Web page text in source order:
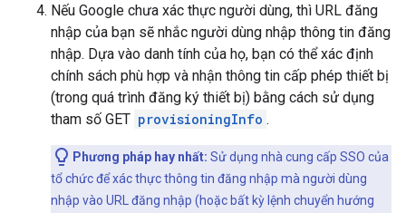
Nếu Google chưa xác thực người dùng, thì URL đăng
nhập của bạn sẽ nhắc người dùng nhập thông tin đăng
nhập. Dựa vào danh tính của họ, bạn có thể xác định
chính sách phù hợp và nhận thông tin cấp phép thiết bị
(trong quá trình đăng ký thiết bị) bằng cách sử dụng
tham số GET provisioningInfo .
Phương pháp hay nhất: Sử dụng nhà cung cấp SSO của
tổ chức để xác thực thông tin đăng nhập mà người dùng
nhập vào URL đăng nhập (hoặc bất kỳ lệnh chuyển hướng